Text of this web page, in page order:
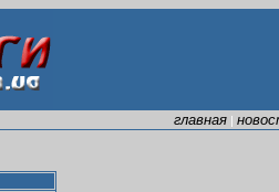
главная |